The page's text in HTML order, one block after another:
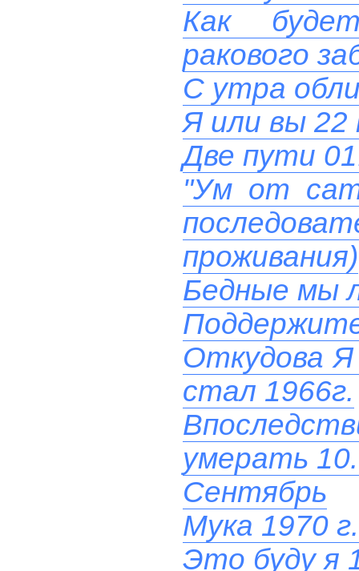
Как
ракового
С утра
Я или вы 22
Две пути
"Ум от
проживания)
Бедные мы
Откудова
стал 1966г.
умерать
Сентябрь
Мука 1970
Это буду я